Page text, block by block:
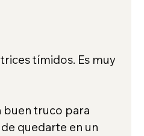
tímidos. Es muy
buen truco para
quedarte en un